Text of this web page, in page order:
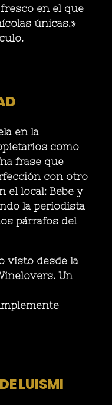
en el que
únicas.»
en la
como
frase que
con otro
el local: Bebe y
la periodista
párrafos del
visto desde la
Un
LUISMI